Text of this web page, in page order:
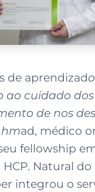
de aprendizad
ao cuidado
de nos
ad, médico
fellowship
Natural do
integrou o